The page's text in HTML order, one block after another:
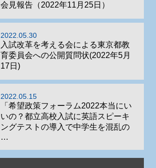
会見報告（2022年11月25日）
2022.05.30
入試改革を考える会による東京都教
育委員会への公開質問状(2022年5月
17日)
2022.05.15
「希望政策フォーラム2022本当にい
いの？都立高校入試に英語スピーキ
ングテストの導入で中学生を混乱の
…